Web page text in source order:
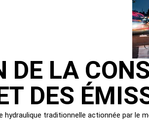
DE LA
DES
traditionnelle actionnée par